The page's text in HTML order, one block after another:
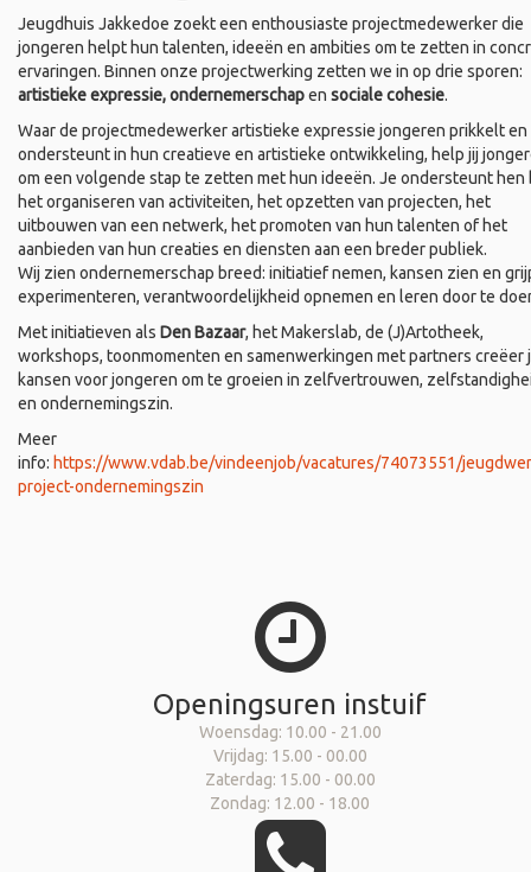
Jeugdhuis Jakkedoe zoekt een enthousiaste projectmedewerker die
jongeren helpt hun talenten, ideeën en ambities om te zetten in
ervaringen. Binnen onze projectwerking zetten we in op drie sporen:
artistieke expressie, ondernemerschapen sociale cohesie.
Waar de projectmedewerker artistieke expressie jongeren prikkelt en
ondersteunt in hun creatieve en artistieke ontwikkeling, help jij
om een volgende stap te zetten met hun ideeën. Je ondersteunt hen
het organiseren van activiteiten, het opzetten van projecten, het
uitbouwen van een netwerk, het promoten van hun talenten of het
aanbieden van hun creaties en diensten aan een breder publiek.
Wij zien ondernemerschap breed: initiatief nemen, kansen zien en
experimenteren, verantwoordelijkheid opnemen en leren door te
Met initiatieven als Den Bazaar, het Makerslab, de (J)Artotheek,
workshops, toonmomenten en samenwerkingen met partners creëer
kansen voor jongeren om te groeien in zelfvertrouwen,
en ondernemingszin.
Meer
info: https://www.vdab.be/vindeenjob/vacatures/74073551/
project-ondernemingszin
Openingsuren instuif
Woensdag: 10.00 - 21.00
Vrijdag: 15.00 - 00.00
Zaterdag: 15.00 - 00.00
Zondag: 12.00 - 18.00